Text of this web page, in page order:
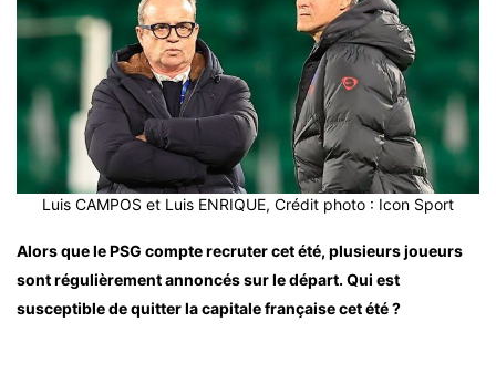
Luis CAMPOS et Luis ENRIQUE, Crédit photo : Icon Sport
Alors que le PSG compte recruter cet été, plusieurs joueurs
sont régulièrement annoncés sur le départ. Qui est
susceptible de quitter la capitale française cet été ?